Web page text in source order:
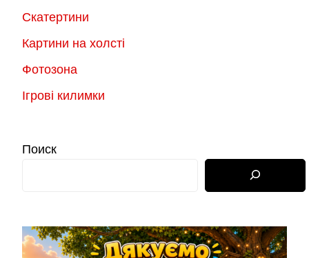
Скатертини
Картини на холсті
Фотозона
Ігрові килимки
Поиск